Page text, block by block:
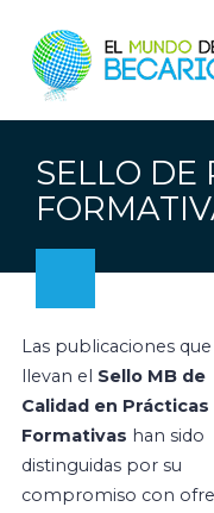
SELLO DE
Las publicaciones que
llevan el Sello MB de
Calidad en Prácticas
Formativas han sido
distinguidas por su
compromiso con